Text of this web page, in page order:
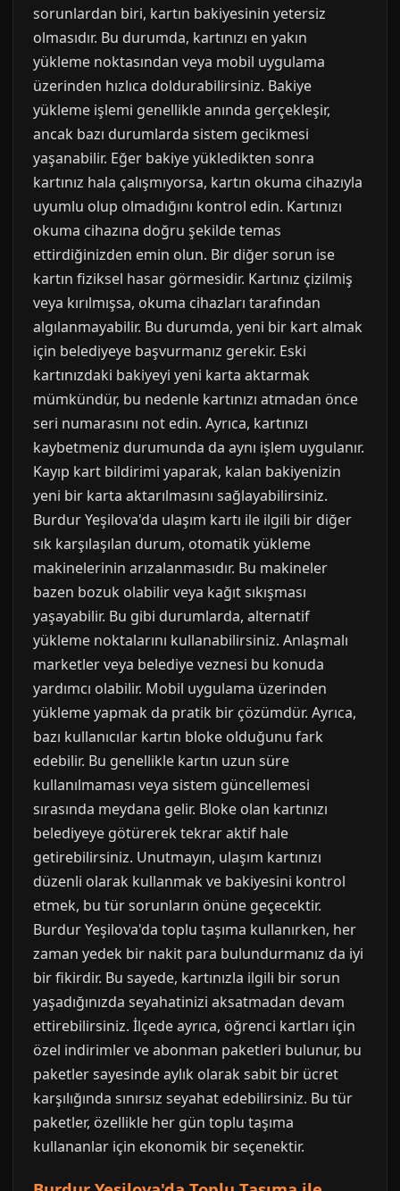
sorunlardan biri, kartın bakiyesinin yetersiz
olmasıdır. Bu durumda, kartınızı en yakın
yükleme noktasından veya mobil uygulama
üzerinden hızlıca doldurabilirsiniz. Bakiye
yükleme işlemi genellikle anında gerçekleşir,
ancak bazı durumlarda sistem gecikmesi
yaşanabilir. Eğer bakiye yükledikten sonra
kartınız hala çalışmıyorsa, kartın okuma cihazıyla
uyumlu olup olmadığını kontrol edin. Kartınızı
okuma cihazına doğru şekilde temas
ettirdiğinizden emin olun. Bir diğer sorun ise
kartın fiziksel hasar görmesidir. Kartınız çizilmiş
veya kırılmışsa, okuma cihazları tarafından
algılanmayabilir. Bu durumda, yeni bir kart almak
için belediyeye başvurmanız gerekir. Eski
kartınızdaki bakiyeyi yeni karta aktarmak
mümkündür, bu nedenle kartınızı atmadan önce
seri numarasını not edin. Ayrıca, kartınızı
kaybetmeniz durumunda da aynı işlem uygulanır.
Kayıp kart bildirimi yaparak, kalan bakiyenizin
yeni bir karta aktarılmasını sağlayabilirsiniz.
Burdur Yeşilova'da ulaşım kartı ile ilgili bir diğer
sık karşılaşılan durum, otomatik yükleme
makinelerinin arızalanmasıdır. Bu makineler
bazen bozuk olabilir veya kağıt sıkışması
yaşayabilir. Bu gibi durumlarda, alternatif
yükleme noktalarını kullanabilirsiniz. Anlaşmalı
marketler veya belediye veznesi bu konuda
yardımcı olabilir. Mobil uygulama üzerinden
yükleme yapmak da pratik bir çözümdür. Ayrıca,
bazı kullanıcılar kartın bloke olduğunu fark
edebilir. Bu genellikle kartın uzun süre
kullanılmaması veya sistem güncellemesi
sırasında meydana gelir. Bloke olan kartınızı
belediyeye götürerek tekrar aktif hale
getirebilirsiniz. Unutmayın, ulaşım kartınızı
düzenli olarak kullanmak ve bakiyesini kontrol
etmek, bu tür sorunların önüne geçecektir.
Burdur Yeşilova'da toplu taşıma kullanırken, her
zaman yedek bir nakit para bulundurmanız da iyi
bir fikirdir. Bu sayede, kartınızla ilgili bir sorun
yaşadığınızda seyahatinizi aksatmadan devam
ettirebilirsiniz. İlçede ayrıca, öğrenci kartları için
özel indirimler ve abonman paketleri bulunur, bu
paketler sayesinde aylık olarak sabit bir ücret
karşılığında sınırsız seyahat edebilirsiniz. Bu tür
paketler, özellikle her gün toplu taşıma
kullananlar için ekonomik bir seçenektir.